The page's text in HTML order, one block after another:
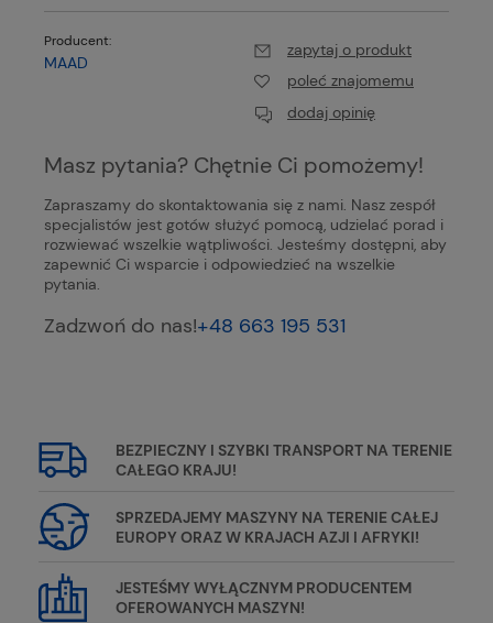
Producent:
MAAD
zapytaj o produkt
poleć znajomemu
dodaj opinię
Masz pytania? Chętnie Ci pomożemy!
Zapraszamy do skontaktowania się z nami. Nasz zespół
specjalistów jest gotów służyć pomocą, udzielać porad i
rozwiewać wszelkie wątpliwości. Jesteśmy dostępni, aby
zapewnić Ci wsparcie i odpowiedzieć na wszelkie
pytania.
Zadzwoń do nas!+48 663 195 531
BEZPIECZNY I SZYBKI TRANSPORT NA TERENIE
CAŁEGO KRAJU!
SPRZEDAJEMY MASZYNY NA TERENIE CAŁEJ
EUROPY ORAZ W KRAJACH AZJI I AFRYKI!
JESTEŚMY WYŁĄCZNYM PRODUCENTEM
OFEROWANYCH MASZYN!